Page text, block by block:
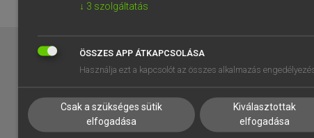
EGYÉNI FELHASZNÁLÓKNAK
TANULÓKNAK
VÁLLALATI MEGOLDÁSOK
SÚGÓ
RÓLUNK
SÜTI BEÁLLÍTÁSOK
↓ 3 szolgáltatás
ÖSSZES APP ÁTKAPCSOLÁSA
Használja ezt a kapcsolót az összes alkalmazás
Csak a szükséges sütik
elfogadása
Kiválasztottak
elfogadása